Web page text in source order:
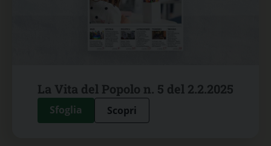
La Vita del Popolo n. 5 del 2.2.2025
Sfoglia Scopri